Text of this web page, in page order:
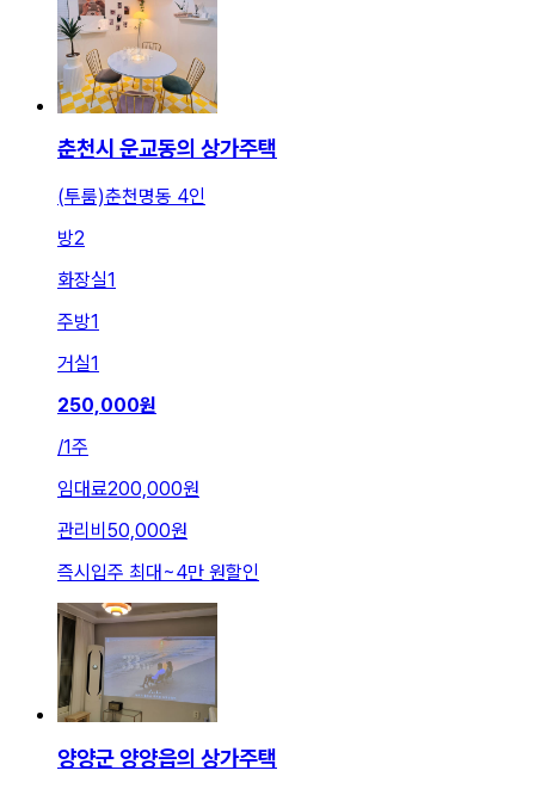
춘천시 운교동의 상가주택
(투룸)춘천명동 4인
방2
화장실1
주방1
거실1
250,000원
/1주
임대료200,000원
관리비 50,000원
즉시입주 최대~4만 원할인
양양군 양양읍의 상가주택